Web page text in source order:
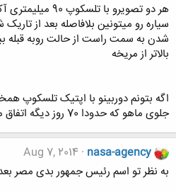
هر دو تصویرو با
سیاره رو میتونین بلافاصله بعد از
بالاتر از مریخه
اگه بتونم دوربینو با اپتیک تلسکوپ
جلوی ماهو که حدودا 70 روز دیگه اتفاق میوفته براتون آنلاین نمایش بدم
nasa-agency
Aug 7, 2014
به نظر تو اسم رئیس جمهور بدی مصر